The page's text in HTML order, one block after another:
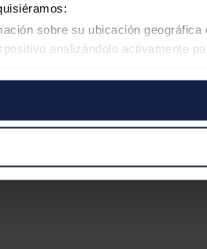
sobre su ubicación
analizándolo activamente
web se usan para personalizar el
información que les haya